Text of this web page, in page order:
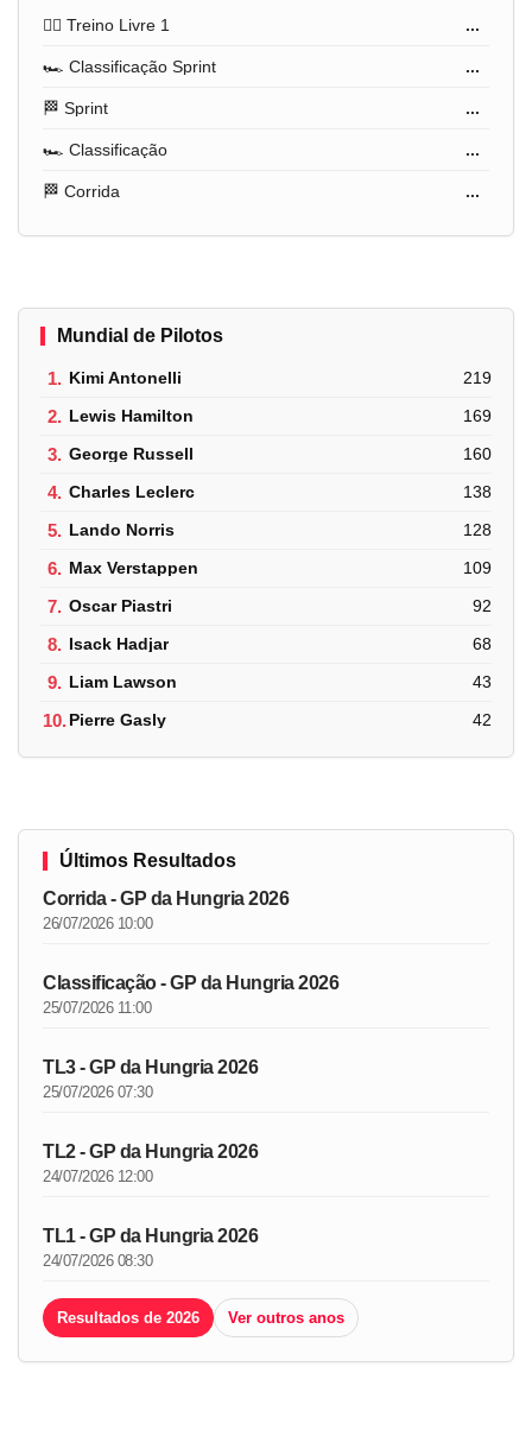
🏋️‍♂️ Treino Livre 1
...
🏎️ Classificação Sprint ...
🏁 Sprint ...
🏎️ Classificação ...
🏁 Corrida ...
Mundial de Pilotos
1. Kimi Antonelli 219
2. Lewis Hamilton 169
3. George Russell 160
4. Charles Leclerc 138
5. Lando Norris 128
6. Max Verstappen 109
7. Oscar Piastri 92
8. Isack Hadjar 68
9. Liam Lawson 43
10.Pierre Gasly 42
Últimos Resultados
Corrida - GP da Hungria 2026
26/07/2026 10:00
Classificação - GP da Hungria 2026
25/07/2026 11:00
TL3 - GP da Hungria 2026
25/07/2026 07:30
TL2 - GP da Hungria 2026
24/07/2026 12:00
TL1 - GP da Hungria 2026
24/07/2026 08:30
Resultados de 2026 Ver outros anos